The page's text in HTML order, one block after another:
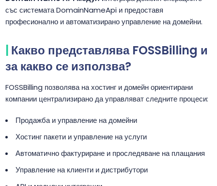
със системата DomainNameApi и предоставя
професионално и автоматизирано управление на домейни.
Какво представлява FOSSBilling и
за какво се използва?
FOSSBilling позволява на хостинг и домейн ориентирани
компании централизирано да управляват следните процеси:
Продажба и управление на домейни
Хостинг пакети и управление на услуги
Автоматично фактуриране и проследяване на плащания
Управление на клиенти и дистрибутори